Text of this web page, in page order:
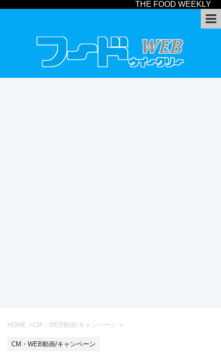
THE FOOD WEEKLY
HOME >CM・WEB動画/キャンペーン >
CM・WEB動画/キャンペーン